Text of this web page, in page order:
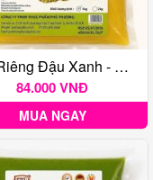
Sầu Riêng Đậu Xanh - Nhân Giảm Ngọt Phú Thương 1Kg
84.000 VNĐ
MUA NGAY